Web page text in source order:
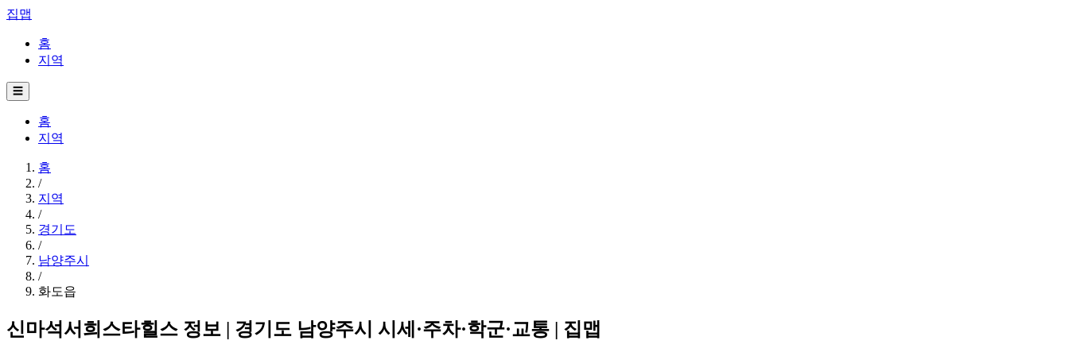
집맵
홈
지역
☰
홈
지역
홈
/
지역
/
경기도
/
남양주시
/
화도읍
신마석서희스타힐스 정보 | 경기도 남양주시 시세·주차·학군·교통 | 집맵